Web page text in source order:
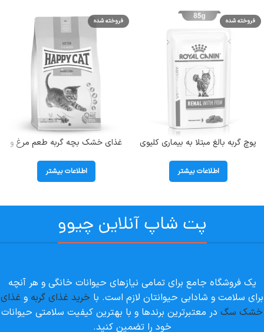
فروخته شده
پوچ گربه بالغ مبتلا به بیماری کلیوی
اطلاعات بیشتر
فروخته شده
غذای خشک بچه گربه طعم مرغ و
Geflugel) وزن 1/3 کیلوگرماطلاعات بیشتر
پت شاپ آنلاین چیوو
یک فروشگاه جامع برای تمامی نیازهای حیوانات خانگی و هر آنچه
برای سلامت و شادابی حیوانتان لازم است. با خرید غذای گربه و غذای
خشک سگ در معتبرترین برندها و با بهترین کیفیت سلامتی حیوانات
خود را تضمین کنید.